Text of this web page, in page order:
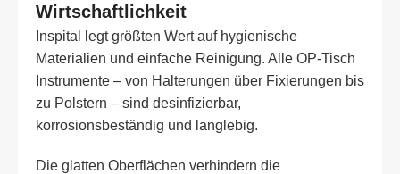
Wirtschaftlichkeit
Inspital legt größten Wert auf hygienische
Materialien und einfache Reinigung. Alle OP-Tisch
Instrumente – von Halterungen über Fixierungen bis
zu Polstern – sind desinfizierbar,
korrosionsbeständig und langlebig.
Die glatten Oberflächen verhindern die